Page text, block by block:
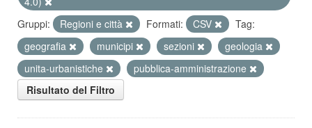
Gruppi:
Regioni e città Formati: CSV
Tag:
geografia
municipi sezioni
geologia
unita-urbanistiche
pubblica-amministrazione
Risultato del Filtro